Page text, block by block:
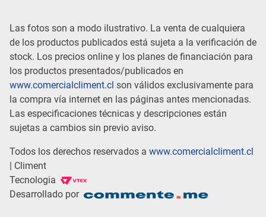
Las fotos son a modo ilustrativo. La venta de cualquiera
de los productos publicados está sujeta a la verificación de
stock. Los precios online y los planes de financiación para
los productos presentados/publicados en
www.comercialcliment.cl son válidos exclusivamente para
la compra vía internet en las páginas antes mencionadas.
Las especificaciones técnicas y descripciones están
sujetas a cambios sin previo aviso.
Todos los derechos reservados a www.comercialcliment.cl
| Climent
Tecnologia
Desarrollado por